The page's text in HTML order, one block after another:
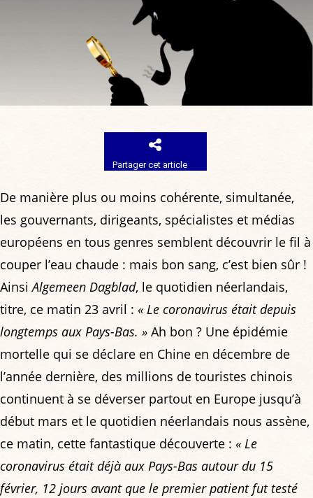
Partager cet article
De manière plus ou moins cohérente, simultanée,
les gouvernants, dirigeants, spécialistes et médias
européens en tous genres semblent découvrir le fil à
couper l’eau chaude : mais bon sang, c’est bien sûr !
AinsiAlgemeen Dagblad, le quotidien néerlandais,
titre, ce matin 23 avril : « Le coronavirus était depuis
longtemps aux Pays-Bas. » Ah bon ? Une épidémie
mortelle qui se déclare en Chine en décembre de
l’année dernière, des millions de touristes chinois
continuent à se déverser partout en Europe jusqu’à
début mars et le quotidien néerlandais nous assène,
ce matin, cette fantastique découverte : « Le
coronavirus était déjà aux Pays-Bas autour du 15
février, 12 jours avant que le premier patient fut testé